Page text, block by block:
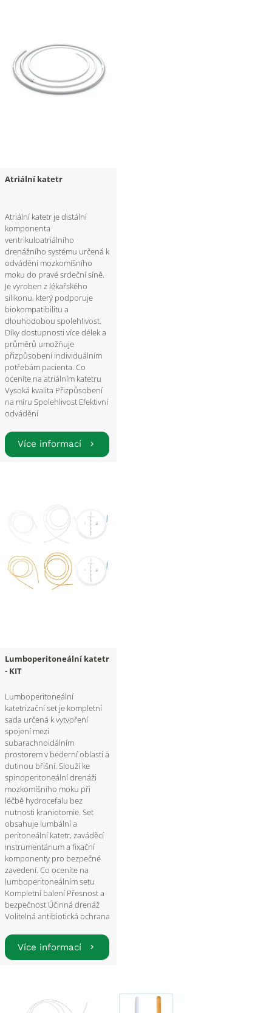
Atriální katetr
Atriální katetr je distální
komponenta
ventrikuloatriálního
drenážního systému určená k
odvádění mozkomíšního
moku do pravé srdeční síně.
Je vyroben z lékařského
silikonu, který podporuje
biokompatibilitu a
dlouhodobou spolehlivost.
Díky dostupnosti více délek a
průměrů umožňuje
přizpůsobení individuálním
potřebám pacienta. Co
oceníte na atriálním katetru
Vysoká kvalita Přizpůsobení
na míru Spolehlivost Efektivní
odvádění
Více informací
Lumboperitoneální katetr
- KIT
Lumboperitoneální
katetrizační set je kompletní
sada určená k vytvoření
spojení mezi
subarachnoidálním
prostorem v bederní oblasti a
dutinou břišní. Slouží ke
spinoperitoneální drenáži
mozkomíšního moku při
léčbě hydrocefalu bez
nutnosti kraniotomie. Set
obsahuje lumbální a
peritoneální katetr, zaváděcí
instrumentárium a fixační
komponenty pro bezpečné
zavedení. Co oceníte na
lumboperitoneálním setu
Kompletní balení Přesnost a
bezpečnost Účinná drenáž
Volitelná antibiotická ochrana
Více informací